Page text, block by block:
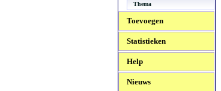
Thema
Toevoegen
Statistieken
Help
Nieuws